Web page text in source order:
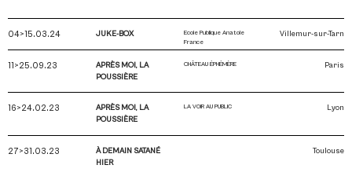
04>15.03.24 JUKE-BOX
Ecole Publique Anatole
France
Villemur-sur-Tarn
11>25.09.23
APRÈS MOI, LA
POUSSIÈRE
CHÂTEAU ÉPHÉMÈRE Paris
16>24.02.23
APRÈS MOI, LA
POUSSIÈRE
LA VOIR AU PUBLIC Lyon
27>31.03.23
À DEMAIN SATANÉ
HIER
Toulouse